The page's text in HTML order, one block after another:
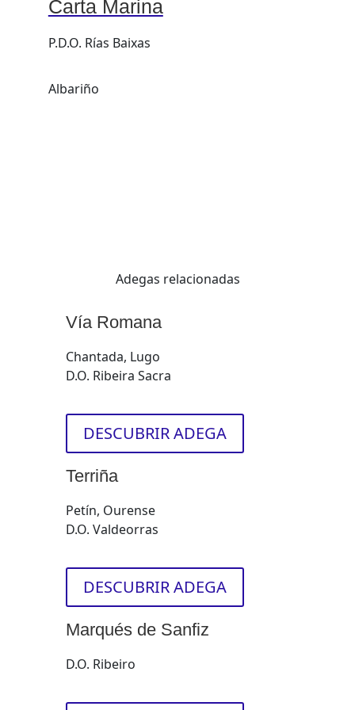
Carta Marina
P.D.O. Rías Baixas
Albariño
Adegas relacionadas
Vía Romana
Chantada, Lugo
D.O. Ribeira Sacra
DESCUBRIR ADEGA
Terriña
Petín, Ourense
D.O. Valdeorras
DESCUBRIR ADEGA
Marqués de Sanfiz
D.O. Ribeiro